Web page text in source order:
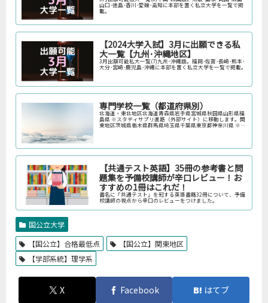
山口･徳島･香川･愛媛･高知に本部を置く私立大学を一覧で掲
載。
【2024大学入試】3月に出願できる私
大一覧【九州･沖縄地区】
3月出願可能私大一覧(7)九州･沖縄版。福岡･佐賀･長崎･熊本･
大分･宮崎･鹿児島･沖縄に本部を置く私立大学を一覧で掲載。
専門学校一覧（都道府県別）
北海道・東北地区北海道青森県岩手県宮城県秋田県山形県福
島県 ※スタディサプリ進路（外部サイト）に移動します。関
東地区茨城県栃木県群馬県埼玉県千葉県東京都神奈川県 ※ス
【共通テスト英語】35冊の参考書と問
題集を予備校講師が辛口レビュー！お
すすめの1冊はこれだ！
書名に「共通テスト」を冠する英語書籍32冊について、予備
校講師の視点から辛口のレビューをつけました。
国公立大学
【国公立】合格最低点
【国公立】関東地区
【学部系統】理学系
X Facebook はてブ